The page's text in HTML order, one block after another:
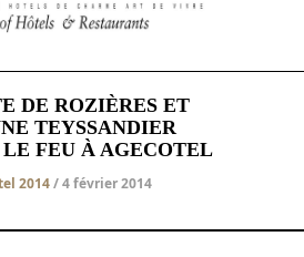
DE ROZIÈRES ET
TEYSSANDIER
FEU À AGECOTEL
2014/ 4 février 2014